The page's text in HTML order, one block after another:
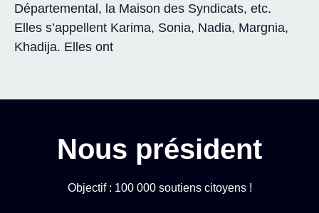
Départemental, la Maison des Syndicats, etc.
Elles s’appellent Karima, Sonia, Nadia, Margnia,
Khadija. Elles ont
Nous président
Objectif : 100 000 soutiens citoyens !